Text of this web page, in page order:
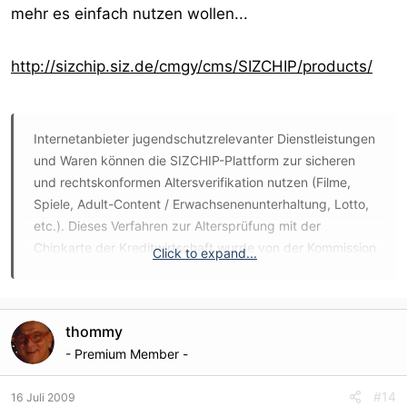
mehr es einfach nutzen wollen...
http://sizchip.siz.de/cmgy/cms/SIZCHIP/products/
Internetanbieter jugendschutzrelevanter Dienstleistungen
und Waren können die SIZCHIP-Plattform zur sicheren
und rechtskonformen Altersverifikation nutzen (Filme,
Spiele, Adult-Content / Erwachsenenunterhaltung, Lotto,
etc.). Dieses Verfahren zur Altersprüfung mit der
Chipkarte der Kreditwirtschaft wurde von der Kommission
Click to expand...
thommy
- Premium Member -
16 Juli 2009 #14